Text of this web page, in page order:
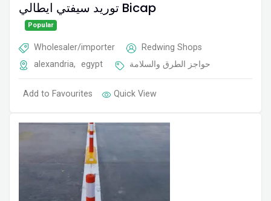
توريد سيفتي ايطالي Bicap
Popular
Wholesaler/importer
Redwing Shops
alexandria, egypt حواجز الطرق والسلامة
Add to Favourites Quick View